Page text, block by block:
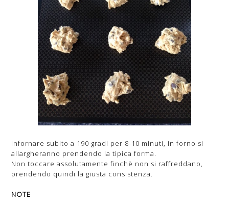
Infornare subito a 190 gradi per 8-10 minuti, in forno si
allargheranno prendendo la tipica forma.
Non toccare assolutamente finchè non si raffreddano,
prendendo quindi la giusta consistenza.
NOTE